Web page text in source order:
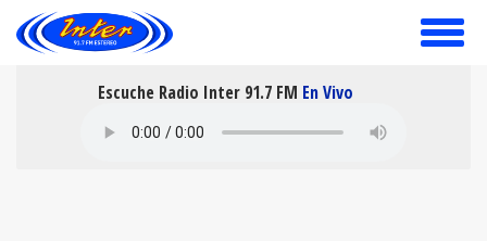
toggle
Escuche Radio Inter 91.7 FM En Vivo